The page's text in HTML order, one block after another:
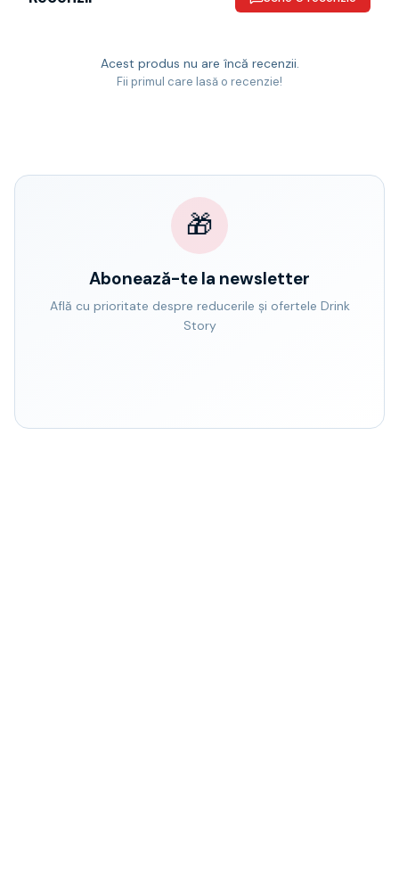
Acest produs nu are încă recenzii.
Fii primul care lasă o recenzie!
🎁
Abonează-te la newsletter
Află cu prioritate despre reducerile și ofertele Drink
Story